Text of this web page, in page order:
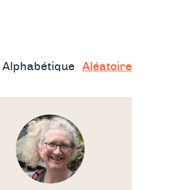
Alphabétique Aléatoire